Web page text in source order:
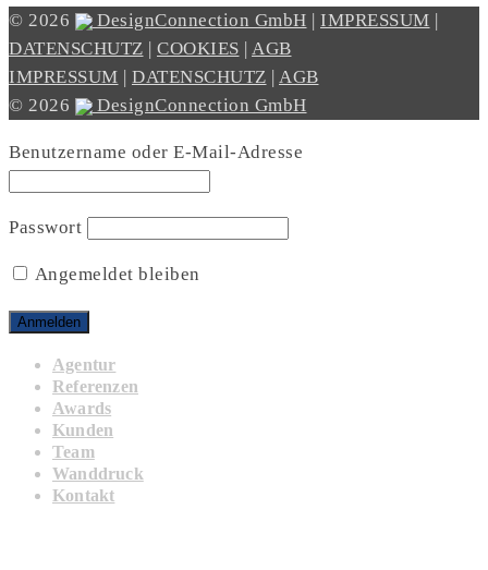
© 2026 DesignConnection GmbH | IMPRESSUM |
DATENSCHUTZ | COOKIES | AGB
IMPRESSUM | DATENSCHUTZ | AGB
© 2026
DesignConnection GmbH
Benutzername oder E-Mail-Adresse
Passwort
Angemeldet bleiben
Agentur
Referenzen
Awards
Kunden
Team
Wanddruck
Kontakt